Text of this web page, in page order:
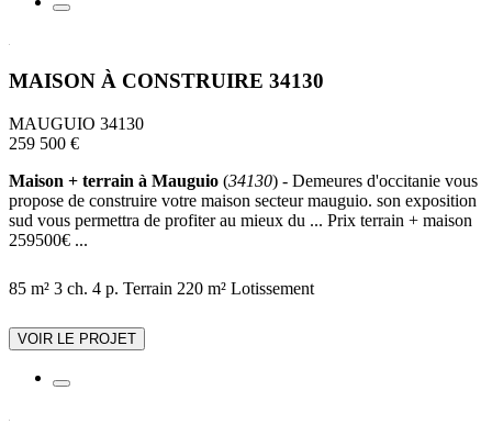
MAISON À CONSTRUIRE 34130
MAUGUIO 34130
259 500 €
Maison + terrain à Mauguio (34130) - Demeures d'occitanie vous
propose de construire votre maison secteur mauguio. son exposition
sud vous permettra de profiter au mieux du ... Prix terrain + maison
259500€ ...
85 m² 3 ch. 4 p. Terrain 220 m² Lotissement
VOIR LE PROJET